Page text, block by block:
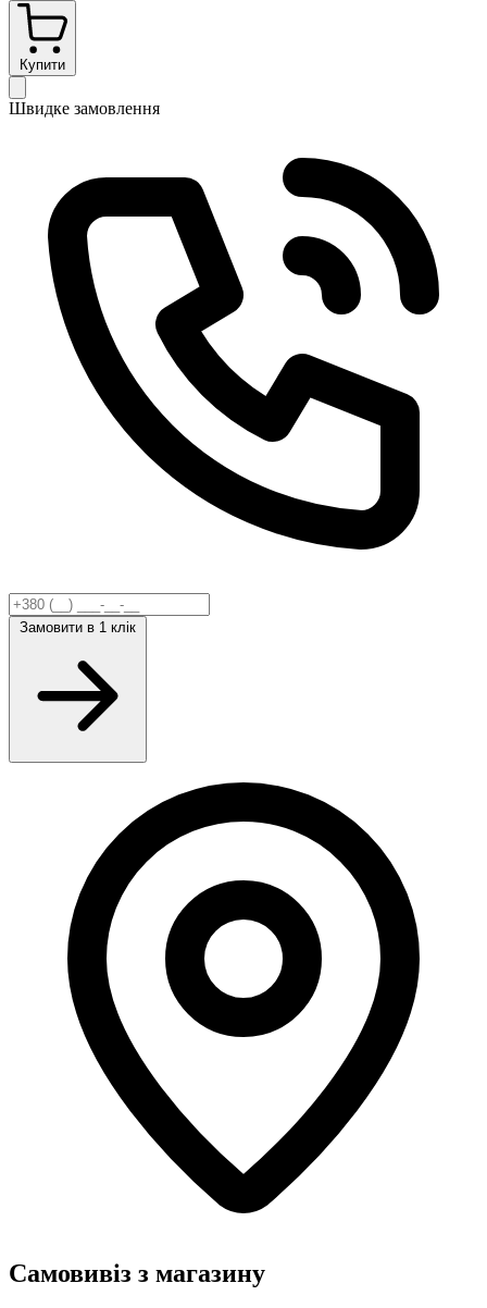
Купити
Швидке замовлення
Замовити в 1 клік
Самовивіз з магазину